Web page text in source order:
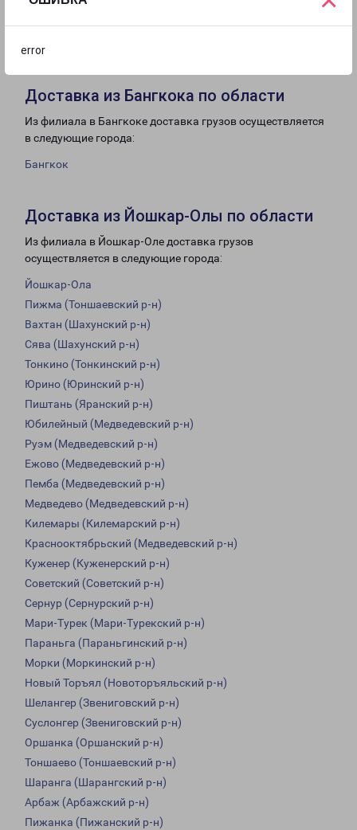
error
Доставка из Бангкока по области
Из филиала в Бангкоке доставка грузов осуществляется
в следующие города:
Бангкок
Доставка из Йошкар-Олы по области
Из филиала в Йошкар-Оле доставка грузов
осуществляется в следующие города:
Йошкар-Ола
Пижма (Тоншаевский р-н)
Вахтан (Шахунский р-н)
Сява (Шахунский р-н)
Тонкино (Тонкинский р-н)
Юрино (Юринский р-н)
Пиштань (Яранский р-н)
Юбилейный (Медведевский р-н)
Руэм (Медведевский р-н)
Ежово (Медведевский р-н)
Пемба (Медведевский р-н)
Медведево (Медведевский р-н)
Килемары (Килемарский р-н)
Краснооктябрьский (Медведевский р-н)
Куженер (Куженерский р-н)
Советский (Советский р-н)
Сернур (Сернурский р-н)
Мари-Турек (Мари-Турекский р-н)
Параньга (Параньгинский р-н)
Морки (Моркинский р-н)
Новый Торъял (Новоторъяльский р-н)
Шелангер (Звениговский р-н)
Суслонгер (Звениговский р-н)
Оршанка (Оршанский р-н)
Тоншаево (Тоншаевский р-н)
Шаранга (Шарангский р-н)
Арбаж (Арбажский р-н)
Пижанка (Пижанский р-н)